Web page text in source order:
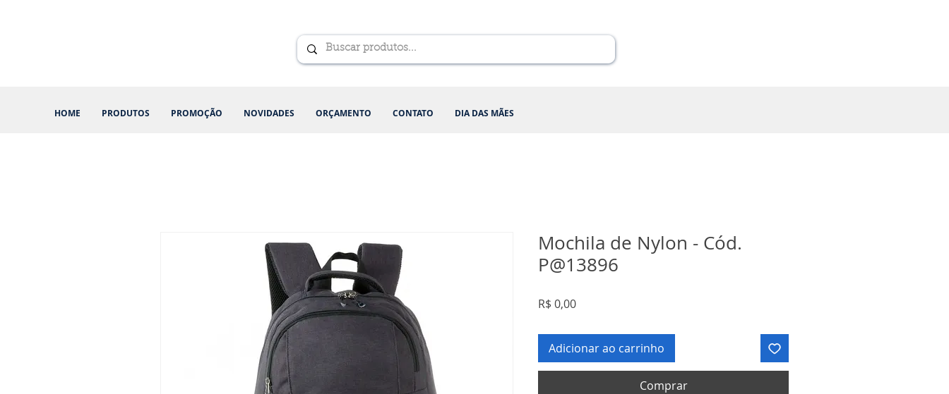
HOME PRODUTOS PROMOÇÃO NOVIDADES ORÇAMENTO CONTATO DIA DAS MÃES
Mochila de Nylon - Cód.
P@13896
R$ 0,00Preço
Adicionar ao carrinho
Comprar